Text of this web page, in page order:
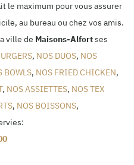
le maximum pour vous assurer
au bureau ou chez vos amis.
ville de Maisons-Alfortses
, NOS DUOS, NOS
BOWLS, NOS FRIED CHICKEN,
, NOS ASSIETTES, NOS TEX
, NOS BOISSONS,